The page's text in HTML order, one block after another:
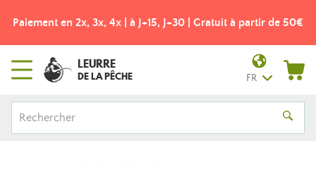
Paiement en 2x, 3x, 4x | à J+15, J+30 | Gratuit à partir de 50€
LEURRE
DE LA PÊCHE FR